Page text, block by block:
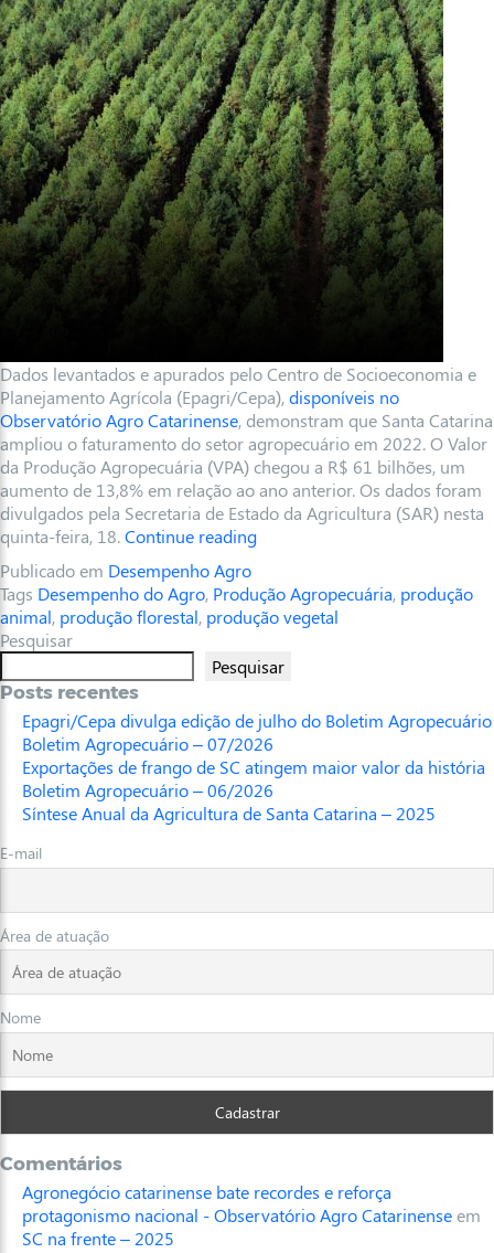
Dados levantados e apurados pelo Centro de Socioeconomia e
Planejamento Agrícola (Epagri/Cepa),disponíveis no
Observatório Agro Catarinense, demonstram que Santa Catarina
ampliou o faturamento do setor agropecuário em 2022. O Valor
da Produção Agropecuária (VPA) chegou a R$ 61 bilhões, um
aumento de 13,8% em relação ao ano anterior. Os dados foram
divulgados pela Secretaria de Estado da Agricultura (SAR) nesta
quinta-feira, 18.Continue reading
Publicado em Desempenho Agro
Tags Desempenho do Agro, Produção Agropecuária, produção
animal, produção florestal, produção vegetal
Pesquisar
Pesquisar
Posts recentes
Epagri/Cepa divulga edição de julho do Boletim Agropecuário
Boletim Agropecuário – 07/2026
Exportações de frango de SC atingem maior valor da história
Boletim Agropecuário – 06/2026
Síntese Anual da Agricultura de Santa Catarina – 2025
E-mail
Área de atuação
Nome
Comentários
Agronegócio catarinense bate recordes e reforça
protagonismo nacional - Observatório Agro Catarinenseem
SC na frente – 2025